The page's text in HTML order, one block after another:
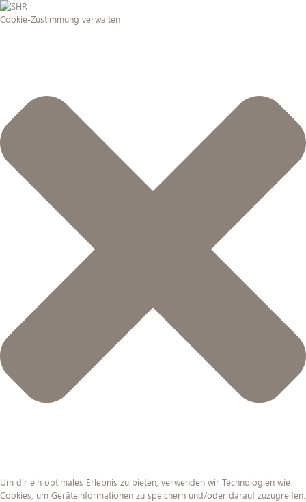
Cookie-Zustimmung verwalten
Um dir ein optimales Erlebnis zu bieten, verwenden wir Technologien wie
Cookies, um Geräteinformationen zu speichern und/oder darauf zuzugreifen.